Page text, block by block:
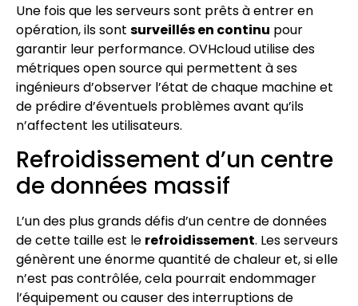
Une fois que les serveurs sont prêts à entrer en
opération, ils sont surveillés en continu pour
garantir leur performance. OVHcloud utilise des
métriques open source qui permettent à ses
ingénieurs d’observer l’état de chaque machine et
de prédire d’éventuels problèmes avant qu’ils
n’affectent les utilisateurs.
Refroidissement d’un centre
de données massif
L’un des plus grands défis d’un centre de données
de cette taille est le refroidissement. Les serveurs
génèrent une énorme quantité de chaleur et, si elle
n’est pas contrôlée, cela pourrait endommager
l’équipement ou causer des interruptions de